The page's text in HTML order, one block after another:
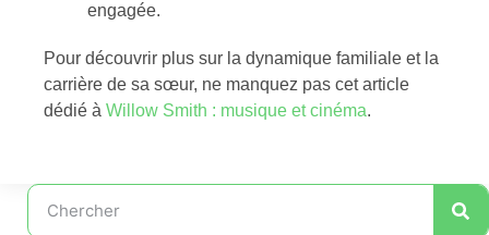
engagée.
Pour découvrir plus sur la dynamique familiale et la
carrière de sa sœur, ne manquez pas cet article
dédié à Willow Smith : musique et cinéma.